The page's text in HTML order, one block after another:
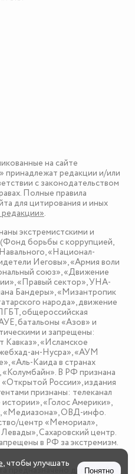
на сайте
принадлежат редакции и/или
с законодательством
Полные правила
для цитирования и иных
.
экстремистскими и
борьбы с коррупцией,
«Национал-
Иеговы», «Армия воли
союз», «Движение
«Правый сектор», УНА-
Бандеры», «Мизантропик
народа», движение
общероссийская
батальоны «Азов» и
и запрещены:
«Исламское
ан-Нусра», «АУМ
«Аль-Каида в странах
В РФ признана
России», издания
признаны: телеканал
«Голос Америки»,
«Медиазона», ОВД-инфо.
центр «Мемориал»,
Сахаровский центр.
в РФ за экстремизм.
предназначено для детей
, чтобы улучшать
Понятно